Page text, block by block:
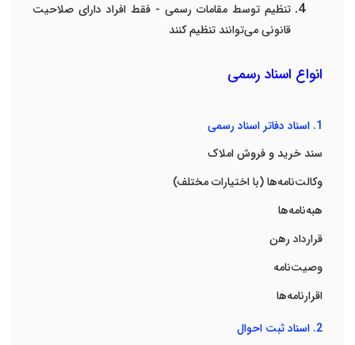
تنظیم توسط مقامات رسمی - فقط افراد دارای صلاحیت
قانونی می‌توانند تنظیم کنند
انواع اسناد رسمی
1. اسناد دفاتر اسناد رسمی
سند خرید و فروش املاک
وکالت‌نامه‌ها(با اختیارات مختلف)
هبه‌نامه‌ها
قرارداد رهن
وصیت‌نامه
اقرارنامه‌ها
2. اسناد ثبت احوال